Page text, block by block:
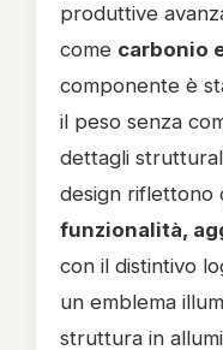
produttive
come carbonio
componente è
il peso senza
dettagli
design riflettono
funzionalità,
con il distintivo
un emblema
struttura in